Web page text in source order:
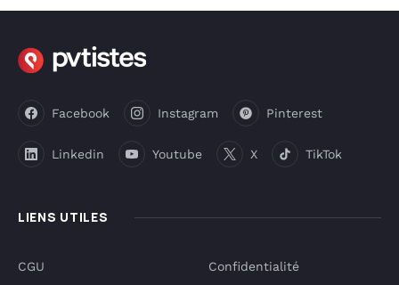
LIENS UTILES
Facebook Instagram Pinterest
Linkedin Youtube X TikTok
CGU Confidentialité